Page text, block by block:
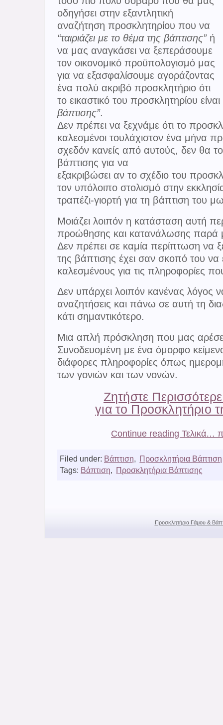
οδηγήσει στην εξαντλητική
αναζήτηση προσκλητηρίου που να
“ταιριάζει με το θέμα της βάπτισης”ή
να μας αναγκάσει να ξεπεράσουμε
τον οικονομικό προϋπολογισμό μας
για να εξασφαλίσουμε αγοράζοντας
ένα πολύ ακριβό προσκλητήριο ότι
το εικαστικό του προσκλητηρίου
βάπτισης”.
Δεν πρέπει να ξεχνάμε ότι το
καλεσμένοι τουλάχιστον ένα μήνα
σχεδόν κανείς από αυτούς, δεν θα
βάπτισης για να
εξακριβώσει αν το σχέδιο του
τον υπόλοιπο στολισμό στην
τραπέζι-γιορτή για τη βάπτιση του
Μοιάζει λοιπόν η κατάσταση αυτή
προώθησης και κατανάλωσης παρά
Δεν πρέπει σε καμία περίπτωση να
της βάπτισης έχει σαν σκοπό του να
καλεσμένους για τις πληροφορίες
Δεν υπάρχει λοιπόν κανένας λόγος
αναζητήσεις και πάνω σε αυτή τη
κάτι σημαντικότερο.
Μια απλή πρόσκληση που μας αρέσει
Συνοδευομένη με ένα όμορφο
διάφορες πληροφορίες όπως
των γονιών και των νονών.
Ζητήστε
για το Προσκλητήριο
Continue reading Τελικά…
Filed under: Βάπτιση, Προσκλητήρια Βάπτιση
Tags: Βάπτιση, Προσκλητήρια Βάπτισης
Προσκλητήρια Γάμου &